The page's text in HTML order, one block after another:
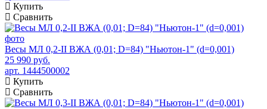
Купить
Сравнить
Весы МЛ 0,2-II ВЖА (0,01; D=84) "Ньютон-1" (d=0,001)
25 990 руб.
арт. 1444500002
Купить
Сравнить